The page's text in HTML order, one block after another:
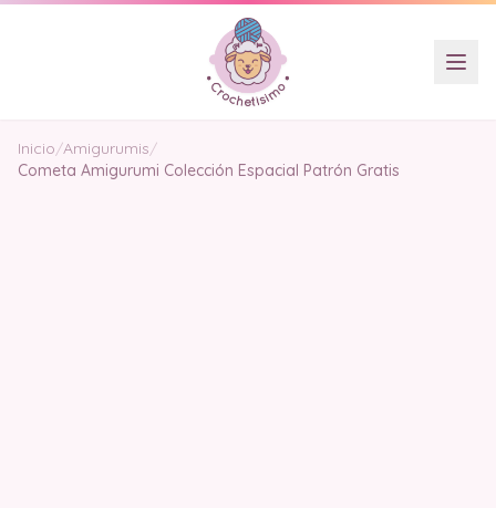
Inicio/Amigurumis/
Cometa Amigurumi Colección Espacial Patrón Gratis